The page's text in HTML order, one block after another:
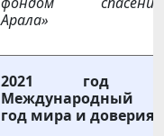
Арала»
2021 год -
Международный
год мира и доверия